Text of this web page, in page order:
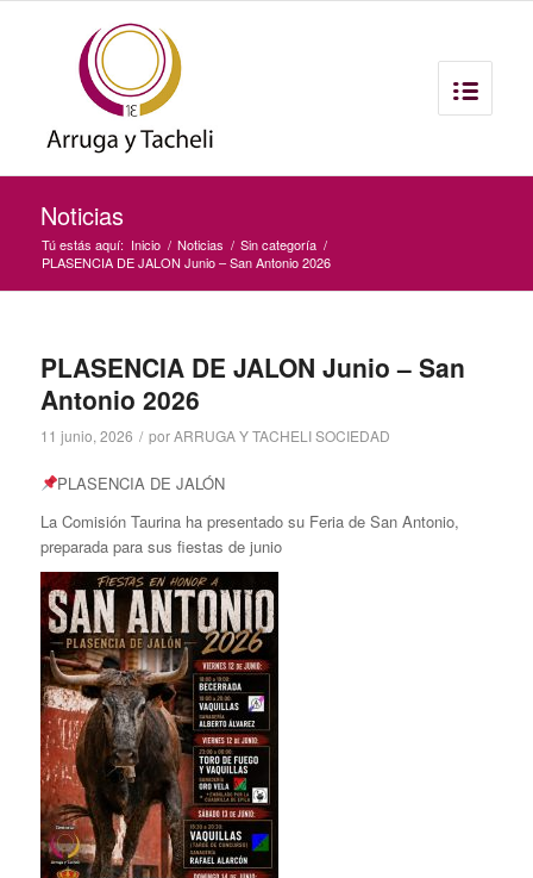
Noticias
Tú estás aquí: Inicio / Noticias / Sin categoría /
PLASENCIA DE JALON Junio – San Antonio 2026
PLASENCIA DE JALON Junio – San
Antonio 2026
11 junio, 2026 / porARRUGA Y TACHELI SOCIEDAD
PLASENCIA DE JALÓN
La Comisión Taurina ha presentado su Feria de San Antonio,
preparada para sus fiestas de junio